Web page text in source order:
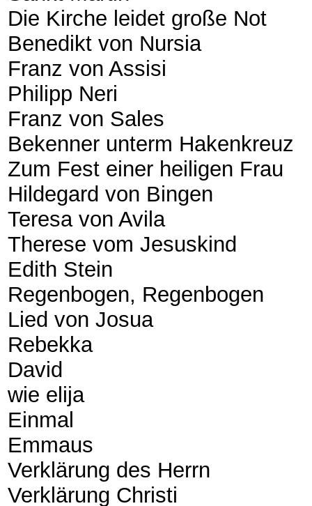
Die Kirche leidet große Not
Benedikt von Nursia
Franz von Assisi
Philipp Neri
Franz von Sales
Bekenner unterm Hakenkreuz
Zum Fest einer heiligen Frau
Hildegard von Bingen
Teresa von Avila
Therese vom Jesuskind
Edith Stein
Regenbogen, Regenbogen
Lied von Josua
Rebekka
David
wie elija
Einmal
Emmaus
Verklärung des Herrn
Verklärung Christi